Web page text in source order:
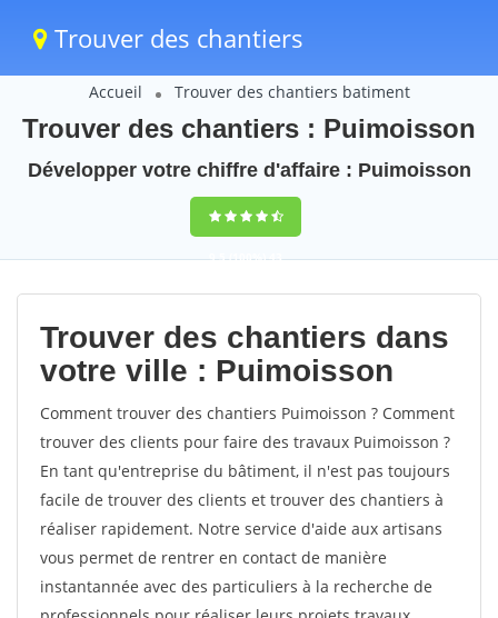
Trouver des chantiers
Accueil Trouver des chantiers batiment
Trouver des chantiers : Puimoisson
Développer votre chiffre d'affaire : Puimoisson
9,5(100%)43
votes
Trouver des chantiers dans
votre ville : Puimoisson
Comment trouver des chantiers Puimoisson ? Comment
trouver des clients pour faire des travaux Puimoisson ?
En tant qu'entreprise du bâtiment, il n'est pas toujours
facile de trouver des clients et trouver des chantiers à
réaliser rapidement. Notre service d'aide aux artisans
vous permet de rentrer en contact de manière
instantannée avec des particuliers à la recherche de